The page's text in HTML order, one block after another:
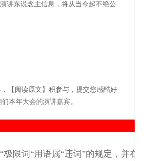
讲东说念主信息，将从当今起不绝公
【阅读原文】积参与，提交您感酷好
本年大会的演讲嘉宾。
限词“用语属“违词”的规定，并在网